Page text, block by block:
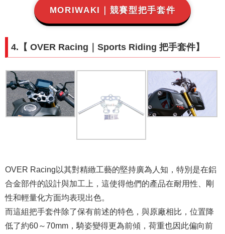
MORIWAKI｜競賽型把手套件
4.【 OVER Racing｜Sports Riding 把手套件】
OVER Racing以其對精緻工藝的堅持廣為人知，特別是在鋁
合金部件的設計與加工上，這使得他們的產品在耐用性、剛
性和輕量化方面均表現出色。
而這組把手套件除了保有前述的特色，與原廠相比，位置降
低了約60～70mm，騎姿變得更為前傾，荷重也因此偏向前